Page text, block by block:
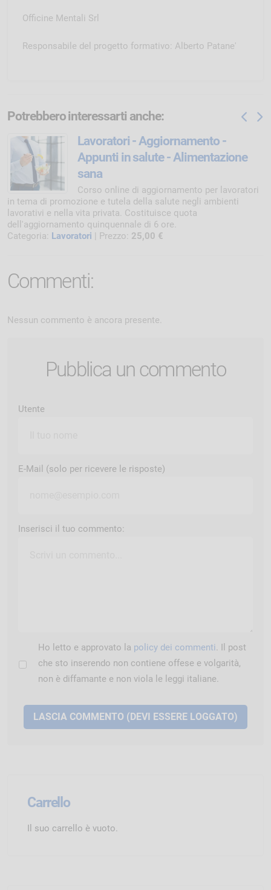
Officine Mentali Srl
Responsabile del progetto formativo: Alberto Patane'
Potrebbero interessarti anche:
Lavoratori - Aggiornamento -
Appunti in salute - Alimentazione
sana
Corso online di aggiornamento per lavoratori
in tema di promozione e tutela della salute negli ambienti
lavorativi e nella vita privata. Costituisce quota
dell'aggiornamento quinquennale di 6 ore.
Categoria: Lavoratori | Prezzo: 25,00 €
Commenti:
Nessun commento è ancora presente.
Pubblica un commento
Utente
E-Mail (solo per ricevere le risposte)
Inserisci il tuo commento:
Ho letto e approvato la policy dei commenti. Il post
che sto inserendo non contiene offese e volgarità,
non è diffamante e non viola le leggi italiane.
Carrello
Il suo carrello è vuoto.